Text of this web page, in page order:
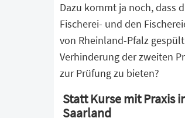
Dazu kommt ja noch, dass
Fischerei- und den
von Rheinland-Pfalz
Verhinderung der zweiten
zur Prüfung zu bieten?
Statt Kurse mit Praxis
Saarland